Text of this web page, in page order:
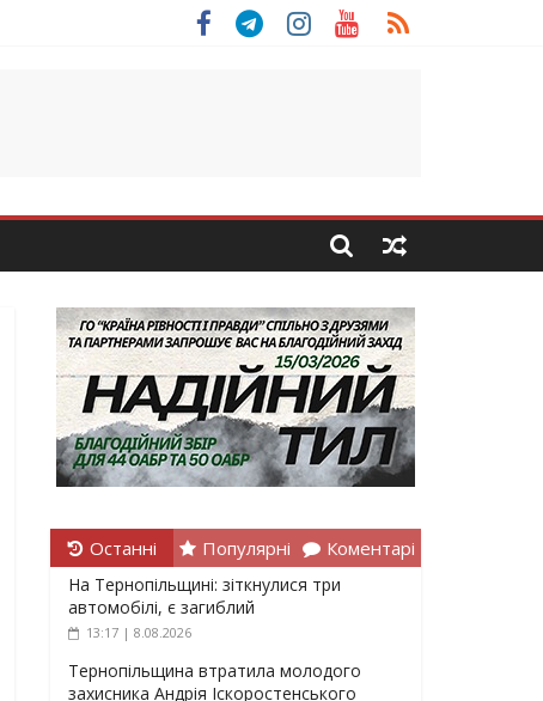
Останні Популярні Коментарі
На Тернопільщині: зіткнулися три
автомобілі, є загиблий
13:17 | 8.08.2026
Тернопільщина втратила молодого
захисника Андрія Іскоростенського